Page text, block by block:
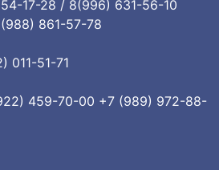
17-28 / 8(996) 631-56-10
861-57-78
011-51-71
459-70-00 +7 (989) 972-88-